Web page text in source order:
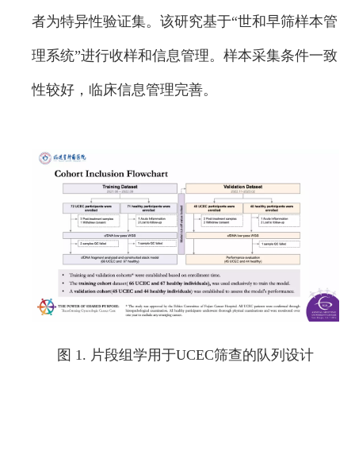
者为特异性验证集。该研究基于“世和早筛样本管
理系统”进行收样和信息管理。样本采集条件一致
性较好，临床信息管理完善。
图 1. 片段组学用于UCEC筛查的队列设计